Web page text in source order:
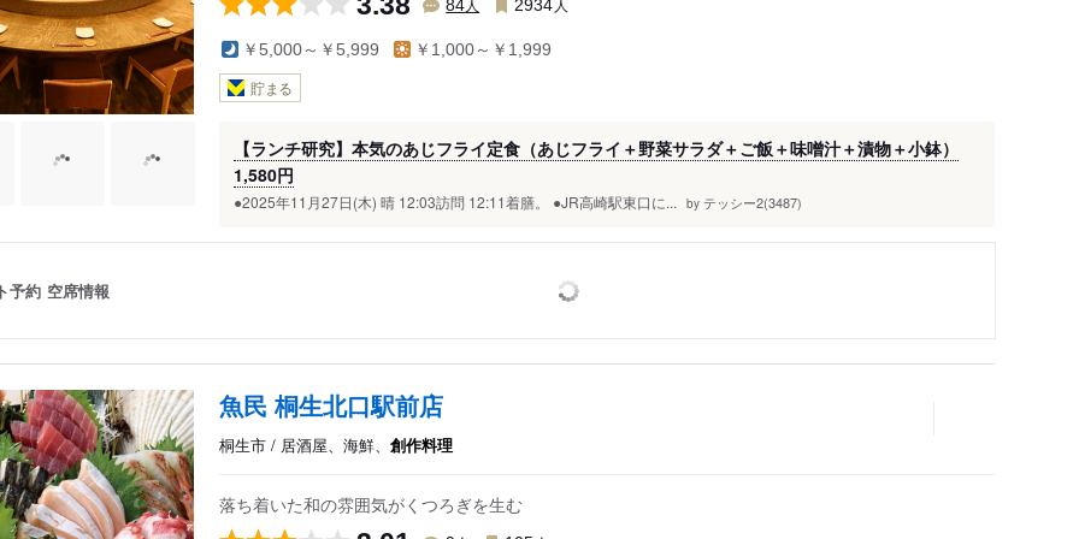
84 2934 人
￥5,000～￥5,999 ￥1,000～￥1,999
貯まる
【ランチ研究】本気のあじフライ定食（あじフライ＋野菜サラダ＋ご飯＋味噌汁＋漬物＋小鉢）
1,580円
●2025年11月27日(木) 晴 12:03訪問 12:11着膳。 ●JR高崎駅東口に... by テッシー2(3487)
予約 空席情報
魚民 桐生北口駅前店
桐生市 / 居酒屋、海鮮、 創作料理
落ち着いた和の雰囲気がくつろぎを生む